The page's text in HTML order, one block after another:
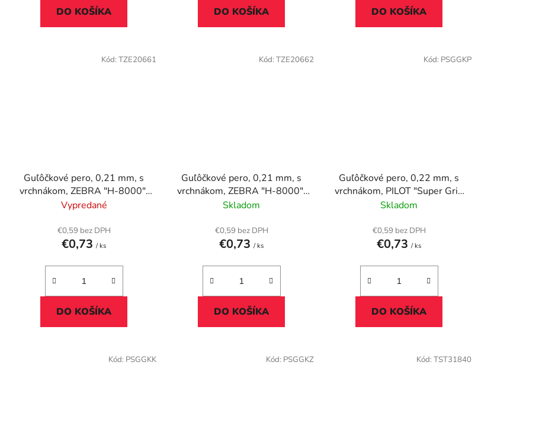
DO KOŠÍKA DO KOŠÍKA DO KOŠÍKA
Guľôčkové pero, 0,21 mm, s
vrchnákom, ZEBRA "H-8000",
čierna
Vypredané
€0,59 bez DPH
€0,73/ ks
DO KOŠÍKA
Kód: TZE20661
Guľôčkové pero, 0,21 mm, s
vrchnákom, ZEBRA "H-8000",
modrá
Skladom
€0,59 bez DPH
€0,73/ ks
DO KOŠÍKA
Kód: TZE20662
Guľôčkové pero, 0,22 mm, s
vrchnákom, PILOT "Super Grip
G", červené
Skladom
€0,59 bez DPH
€0,73/ ks
DO KOŠÍKA
Kód: PSGGKP
Kód: PSGGKK Kód: PSGGKZ Kód: TST31840